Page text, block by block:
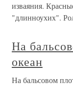
изваяния.
"длинноухих".
На
океан
На бальсовом